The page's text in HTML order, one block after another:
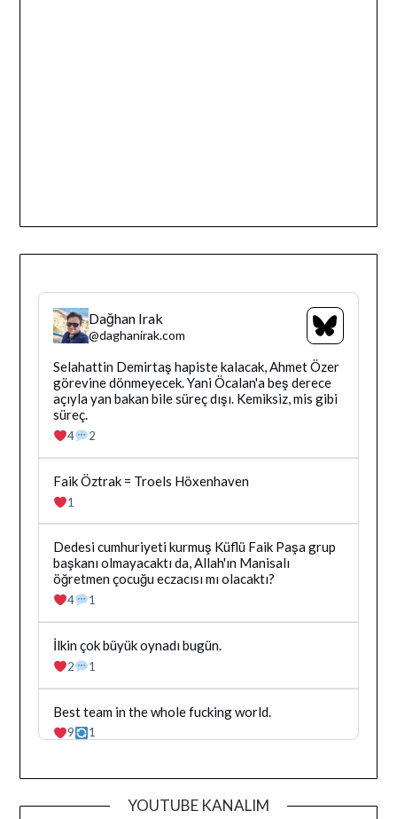
Dağhan Irak
@daghanirak.com
Bluesky
Profilini
Gor
Bluesky'da
Dağhan
Irak
tarafindan
yazilan
gonderiyi
goruntule
Selahattin Demirtaş hapiste kalacak, Ahmet Özer
görevine dönmeyecek. Yani Öcalan'a beş derece
açıyla yan bakan bile süreç dışı. Kemiksiz, mis gibi
süreç.
4 2
Bluesky'da
Dağhan
Irak
tarafindan
yazilan
gonderiyi
goruntule
Faik Öztrak = Troels Höxenhaven
1
Bluesky'da
Dağhan
Irak
tarafindan
yazilan
gonderiyi
goruntule
Dedesi cumhuriyeti kurmuş Küflü Faik Paşa grup
başkanı olmayacaktı da, Allah'ın Manisalı
öğretmen çocuğu eczacısı mı olacaktı?
4 1
Bluesky'da
Dağhan
Irak
tarafindan
yazilan
gonderiyi
goruntule
İlkin çok büyük oynadı bugün.
2 1
Bluesky'da
Dağhan
Irak
goruntule
Best team in the whole fucking world.
9 1
YOUTUBE KANALIM